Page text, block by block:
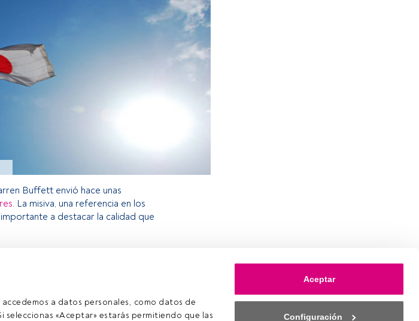
accedemos a datos personales, como datos de
«Aceptar» estarás permitiendo que las
Aceptar
Configuración
Buffett envió hace unas
. La misiva, una referencia en los
a destacar la calidad que
de FundsPeople. Si ya
que ofrece FundsPeople.